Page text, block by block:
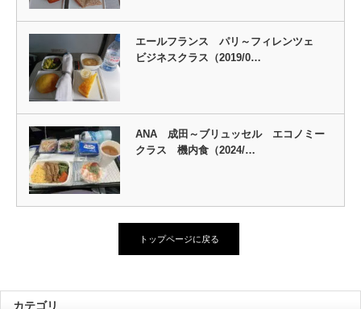
エールフランス パリ～フィレンツェ
ビジネスクラス（2019/0…
ANA 成田～ブリュッセル エコノミー
クラス 機内食（2024/…
トップページに戻る
カテゴリ